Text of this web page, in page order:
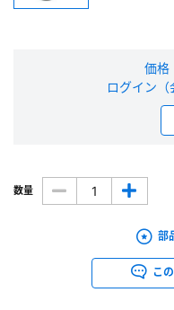
価格
ログイン
数量
部
こ